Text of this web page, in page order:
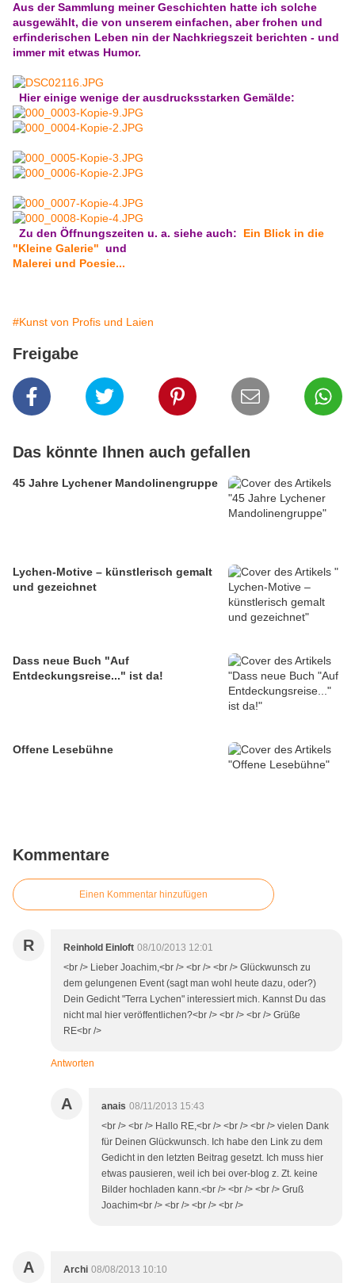
Aus der Sammlung meiner Geschichten hatte ich solche
ausgewählt, die von unserem einfachen, aber frohen und
erfinderischen Leben nin der Nachkriegszeit berichten - und
immer mit etwas Humor.
Hier einige wenige der ausdrucksstarken Gemälde:
Zu den Öffnungszeiten u. a. siehe auch: Ein Blick in die
"Kleine Galerie" und
Malerei und Poesie...
#Kunst von Profis und Laien
Freigabe
Das könnte Ihnen auch gefallen
45 Jahre Lychener Mandolinengruppe
Lychen-Motive – künstlerisch gemalt
und gezeichnet
Dass neue Buch "Auf
Entdeckungsreise..." ist da!
Offene Lesebühne
Kommentare
Einen Kommentar hinzufügen
R Reinhold Einloft 08/10/2013 12:01
<br /> Lieber Joachim,<br /> <br /> <br /> Glückwunsch zu
dem gelungenen Event (sagt man wohl heute dazu, oder?)
Dein Gedicht "Terra Lychen" interessiert mich. Kannst Du das
nicht mal hier veröffentlichen?<br /> <br /> <br /> Grüße
RE<br />
Antworten
A anais 08/11/2013 15:43
<br /> <br /> Hallo RE,<br /> <br /> <br /> vielen Dank
für Deinen Glückwunsch. Ich habe den Link zu dem
Gedicht in den letzten Beitrag gesetzt. Ich muss hier
etwas pausieren, weil ich bei over-blog z. Zt. keine
Bilder hochladen kann.<br /> <br /> <br /> Gruß
Joachim<br /> <br /> <br /> <br />
A Archi 08/08/2013 10:10